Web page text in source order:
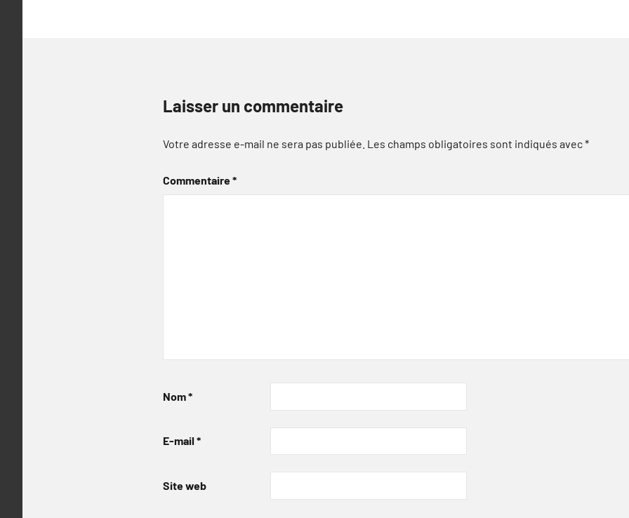
Laisser un commentaire
Votre adresse e-mail ne sera pas publiée. Les champs obligatoires sont indiqués avec*
Commentaire*
Nom*
E-mail *
Site web